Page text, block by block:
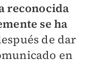
reconocida
se ha
de dar
en